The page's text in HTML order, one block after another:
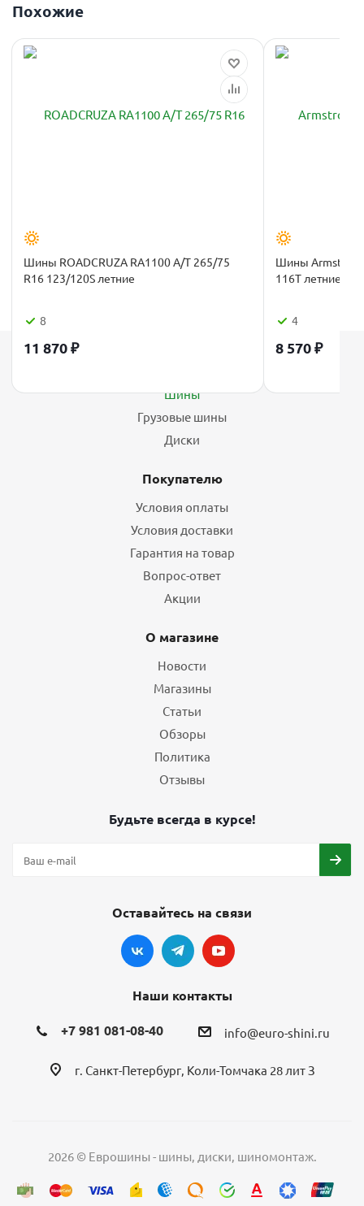
Похожие
Шины ROADCRUZA RA1100 A/T 265/75
R16 123/120S летние
8
11 870₽
Шины Armstrong
116T летние
4
8 570₽
Шины
Грузовые шины
Диски
Покупателю
Условия оплаты
Условия доставки
Гарантия на товар
Вопрос-ответ
Акции
О магазине
Новости
Магазины
Статьи
Обзоры
Политика
Отзывы
Будьте всегда в курсе!
Оставайтесь на связи
Наши контакты
+7 981 081-08-40 info@euro-shini.ru
г. Санкт-Петербург, Коли-Томчака 28 лит З
2026 © Еврошины - шины, диски, шиномонтаж.